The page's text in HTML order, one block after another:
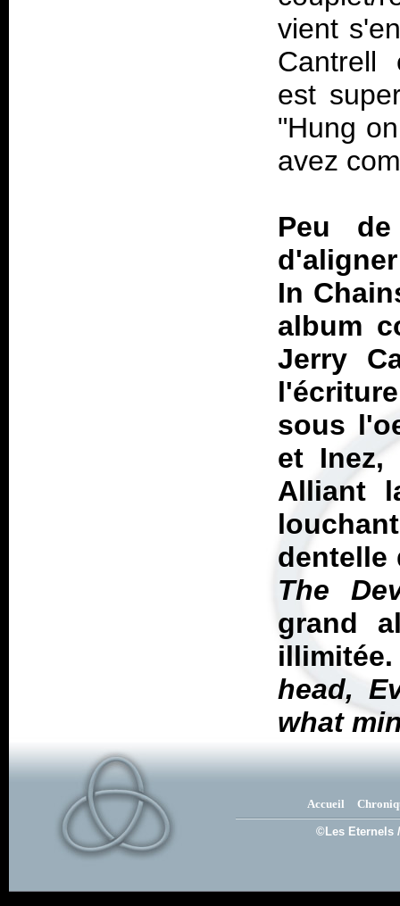
vient
Cantrell
est
"Hung
avez
Peu
In
album
Jerry
sous
et Inez,
Alliant
dentelle
The
grand
head,
what
Accueil
©Les Eternels